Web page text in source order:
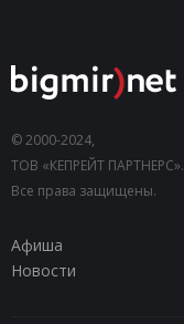
© 2000-2024,
ТОВ «КЕПРЕЙТ ПАРТНЕРС».
Все права защищены.
Афиша
Новости